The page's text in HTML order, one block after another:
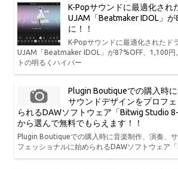
K-Popサウンドに最適化され
UJAM「Beatmaker IDOL」
に！！
K-Popサウンドに最適化されたド
UJAM「Beatmaker IDOL」が87%OFF、1,100円
トの明るくハイパー
Plugin Boutiqueでの購入時に
サウンドデザインをプロフ
られるDAWソフトウェア「Bitwig Studio
から選んで無料でもらえます！！
Plugin Boutiqueでの購入時に音楽制作、演奏、
フェッショナルに始められるDAWソフトウェア